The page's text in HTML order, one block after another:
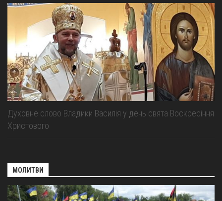
Духовне слово Владики Василія у день свята Воскресіння
Христового
МОЛИТВИ